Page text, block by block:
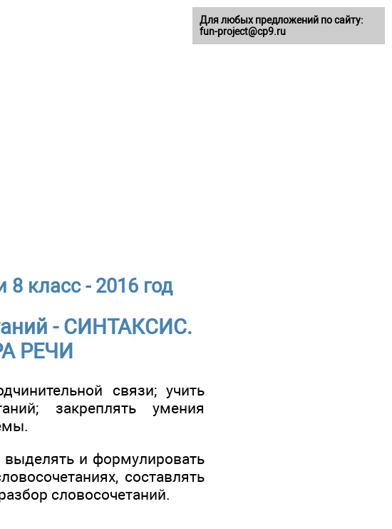
класс - 2016 год
- СИНТАКСИС.
РЕЧИ
связи; учить
закреплять умения
и формулировать
составлять
словосочетаний.
Для любых предложений по сайту:
fun-project@cp9.ru